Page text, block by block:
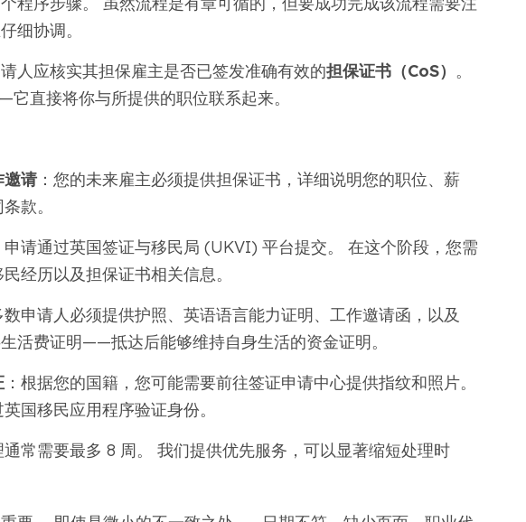
细协调。
人应核实其担保雇主是否已签发准确有效的担保证书（CoS） 。
直接将你与所提供的职位联系起来。
邀请：您的未来雇主必须提供担保证书，详细说明您的职位、薪
款。
申请通过英国签证与移民局 (UKVI) 平台提交。 在这个阶段，您需
经历以及担保证书相关信息。
申请人必须提供护照、英语语言能力证明、工作邀请函，以及
活费证明——抵达后能够维持自身生活的资金证明。
：根据您的国籍，您可能需要前往签证申请中心提供指纹和照片。
国移民应用程序验证身份。
通常需要最多 8 周。 我们提供优先服务，可以显著缩短处理时